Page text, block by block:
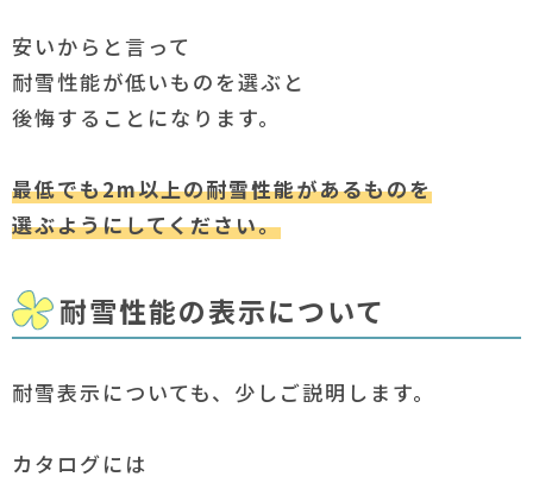
安いからと言って
耐雪性能が低いものを選ぶと
後悔することになります。
最低でも2m以上の耐雪性能があるものを
選ぶようにしてください。
耐雪性能の表示について
耐雪表示についても、少しご説明します。
カタログには